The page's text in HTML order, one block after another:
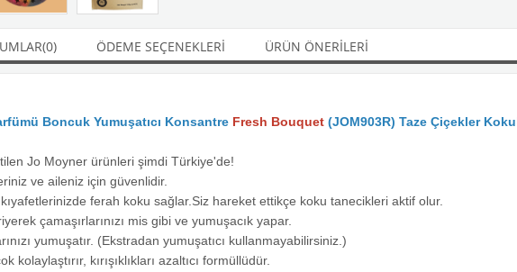
(0) ÖDEME SEÇENEKLERI ÜRÜN ÖNERILERI
Boncuk Yumuşatıcı Konsantre Fresh Bouquet (JOM903R) Taze Çiçekler
Jo Moyner ürünleri şimdi Türkiye'de!
ve aileniz için güvenlidir.
ferah koku sağlar.Siz hareket ettikçe koku tanecikleri aktif olur.
çamaşırlarınızı mis gibi ve yumuşacık yapar.
yumuşatır. (Ekstradan yumuşatıcı kullanmayabilirsiniz.)
kolaylaştırır, kırışıklıkları azaltıcı formüllüdür.